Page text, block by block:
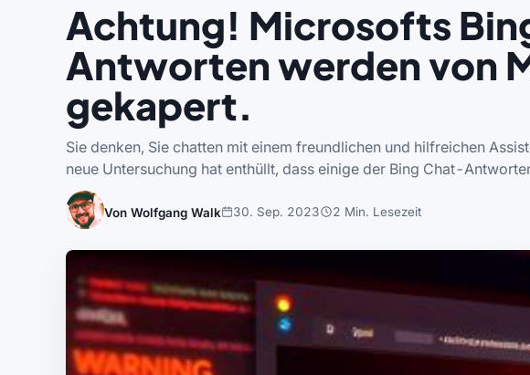
Achtung! Microsofts
Antworten werden von
gekapert.
Sie denken, Sie chatten mit einem freundlichen und hilfreichen
neue Untersuchung hat enthüllt, dass einige der Bing Chat-
Von Wolfgang Walk 30. Sep. 2023 2 Min. Lesezeit